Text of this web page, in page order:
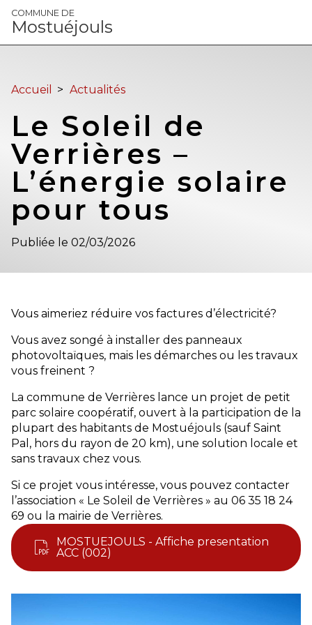
Panneau de gestion des cookies
COMMUNE DE
Mostuéjouls
Accueil > Actualités
Le Soleil de
Verrières –
L’énergie solaire
pour tous
Publiée le 02/03/2026
Vous aimeriez réduire vos factures d’électricité?
Vous avez songé à installer des panneaux
photovoltaïques, mais les démarches ou les travaux
vous freinent ?
La commune de Verrières lance un projet de petit
parc solaire coopératif, ouvert à la participation de la
plupart des habitants de Mostuéjouls (sauf Saint
Pal, hors du rayon de 20 km), une solution locale et
sans travaux chez vous.
Si ce projet vous intéresse, vous pouvez contacter
l’association « Le Soleil de Verrières » au 06 35 18 24
69 ou la mairie de Verrières.
MOSTUEJOULS - Affiche presentation
ACC (002)